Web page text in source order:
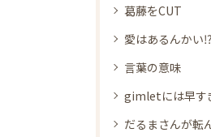
葛藤をCUT
愛はあるんかい⁉
言葉の意味
gimletには早す
だるまさんが転